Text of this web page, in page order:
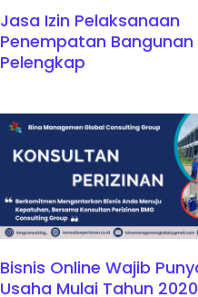
Jasa Izin Pelaksanaan
Penempatan Bangunan
Pelengkap
Bisnis Online Wajib
Usaha Mulai Tahun